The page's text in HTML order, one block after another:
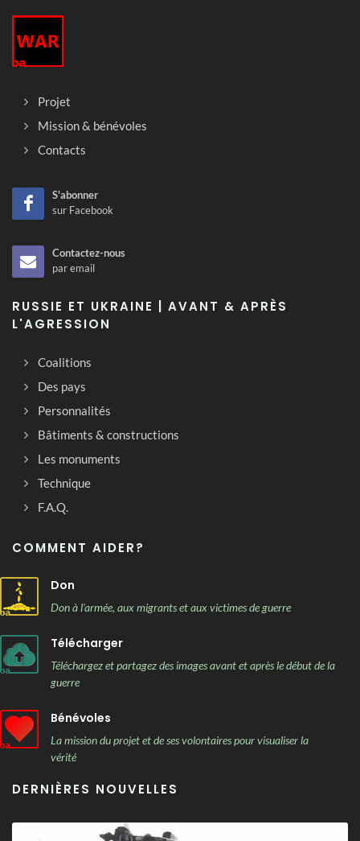
Projet
Mission & bénévoles
Contacts
S'abonner
sur Facebook
Contactez-nous
par email
RUSSIE ET UKRAINE | AVANT & APRÈS
L'AGRESSION
Coalitions
Des pays
Personnalités
Bâtiments & constructions
Les monuments
Technique
F.A.Q.
COMMENT AIDER?
Don
Don à l'armée, aux migrants et aux victimes de guerre
Télécharger
Téléchargez et partagez des images avant et après le début de la
guerre
Bénévoles
La mission du projet et de ses volontaires pour visualiser la
vérité
DERNIÈRES NOUVELLES